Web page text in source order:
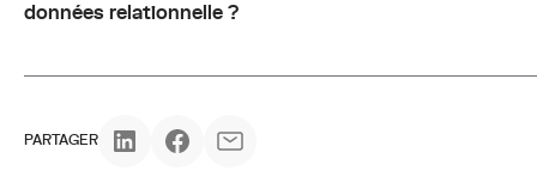
données relationnelle ?
PARTAGER